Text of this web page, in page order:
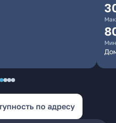
по адресу